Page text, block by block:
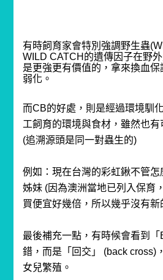
有時飼育家會特別強調野生蟲
WILD CATCH的遺傳因子在野
是更強更有價值的，拿來換血保
弱化。
而CB的好處，則是經過環境馴
工飼育的環境與食材，雖然也有
(追溯源頭是同一對蟲生的)
例如：現在台灣的彩虹鍬不管
姊妹 (因為澳洲當地已列入保育
買便宜好幾倍，所以幾乎沒有新
最後補充一點，有時候會看到
錯，而是「回交」 (back cross)
女兒繁殖。